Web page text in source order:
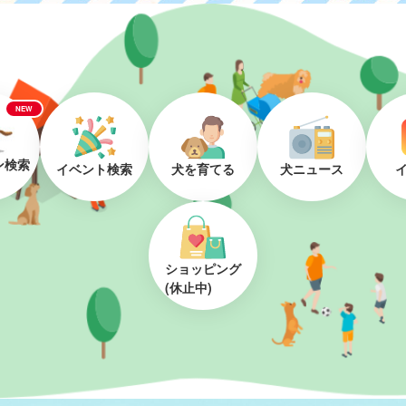
NEW
検索 イベント検索 犬を育てる 犬ニュース
ショッピング
(休止中)